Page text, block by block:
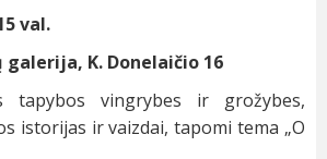
val.
galerija, K. Donelaičio 16
tapybos vingrybes ir grožybes,
istorijas ir vaizdai, tapomi tema „O